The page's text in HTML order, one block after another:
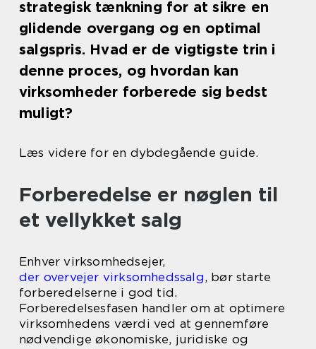
strategisk tænkning for at sikre en
glidende overgang og en optimal
salgspris. Hvad er de vigtigste trin i
denne proces, og hvordan kan
virksomheder forberede sig bedst
muligt?
Læs videre for en dybdegående guide.
Forberedelse er nøglen til
et vellykket salg
Enhver virksomhedsejer,
der overvejer virksomhedssalg, bør starte
forberedelserne i god tid.
Forberedelsesfasen handler om at optimere
virksomhedens værdi ved at gennemføre
nødvendige økonomiske, juridiske og